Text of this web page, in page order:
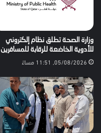
وزارة الصحة تطلق نظام إلكتروني
للأدوية الخاضعة للرقابة للمسافرين
05/08/2026, 11:51 مساءً